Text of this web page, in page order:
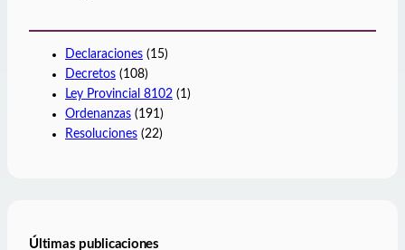
Declaraciones (15)
Decretos (108)
Ley Provincial 8102 (1)
Ordenanzas (191)
Resoluciones (22)
Últimas publicaciones